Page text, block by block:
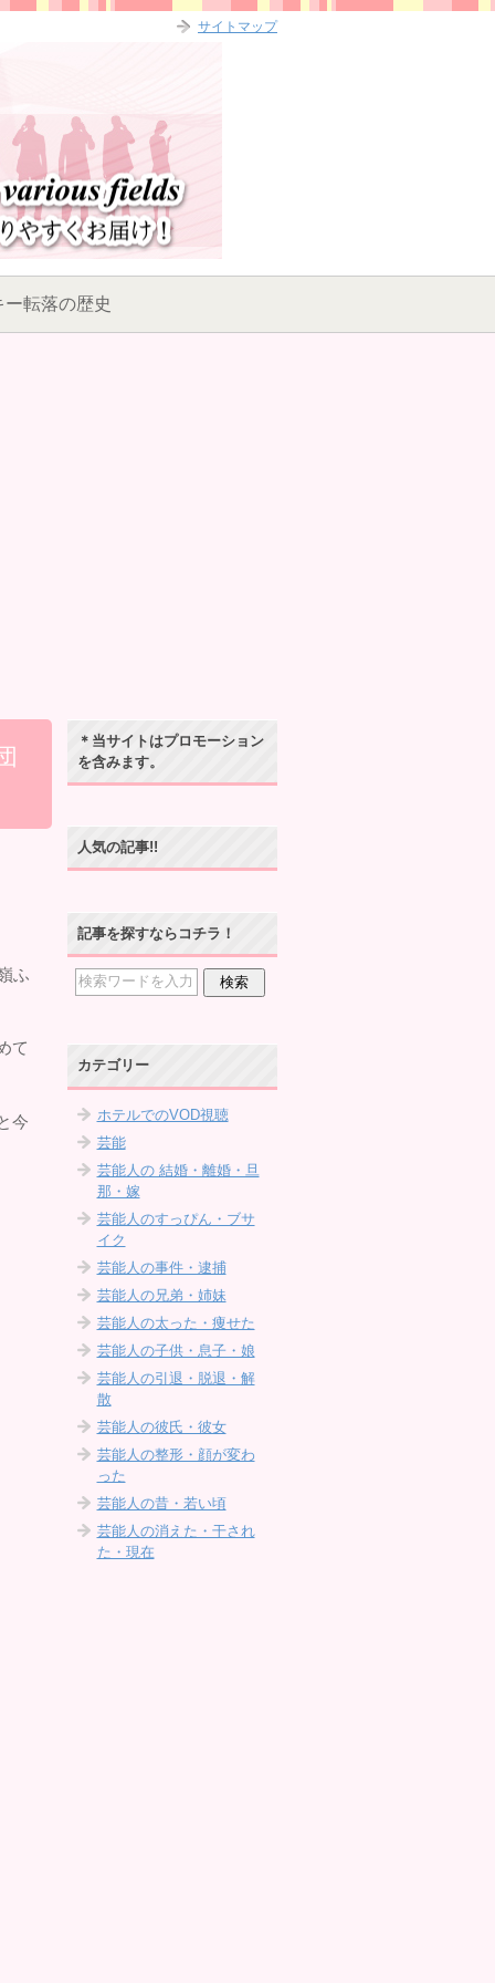
転落の歴史
ふ
て
今
＊当サイトはプロモーション
を含みます。
人気の記事!!
記事を探すならコチラ！
カテゴリー
ホテルでのVOD視聴
芸能
芸能人の 結婚・離婚・旦
那・嫁
芸能人のすっぴん・ブサ
イク
芸能人の事件・逮捕
芸能人の兄弟・姉妹
芸能人の太った・痩せた
芸能人の子供・息子・娘
芸能人の引退・脱退・解
散
芸能人の彼氏・彼女
芸能人の整形・顔が変わ
った
芸能人の昔・若い頃
芸能人の消えた・干され
た・現在
サイトマップ